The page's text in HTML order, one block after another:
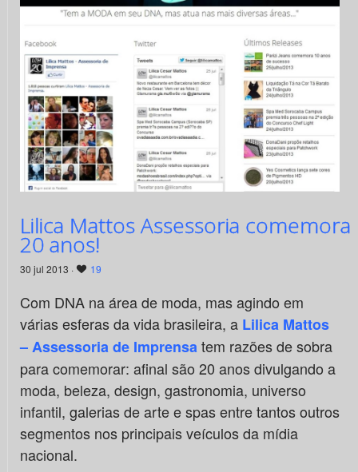
Lilica Mattos Assessoria comemora
20 anos!
30 jul 2013 · 19
Com DNA na área de moda, mas agindo em
várias esferas da vida brasileira, a Lilica Mattos
– Assessoria de Imprensatem razões de sobra
para comemorar: afinal são 20 anos divulgando a
moda, beleza, design, gastronomia, universo
infantil, galerias de arte e spas entre tantos outros
segmentos nos principais veículos da mídia
nacional.